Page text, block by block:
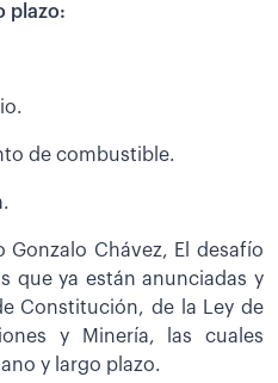
plazo:
de combustible.
Gonzalo Chávez, El desafío
que ya están anunciadas y
Constitución, de la Ley de
y Minería, las cuales
y largo plazo.